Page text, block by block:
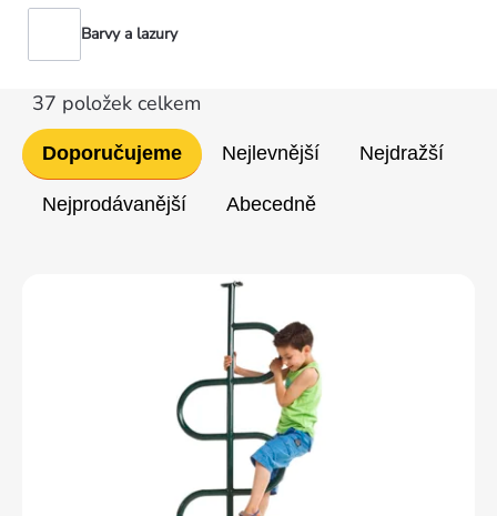
Barvy a lazury
Řazení
produktů
Doporučujeme Nejlevnější Nejdražší
Nejprodávanější Abecedně
37 položek celkem